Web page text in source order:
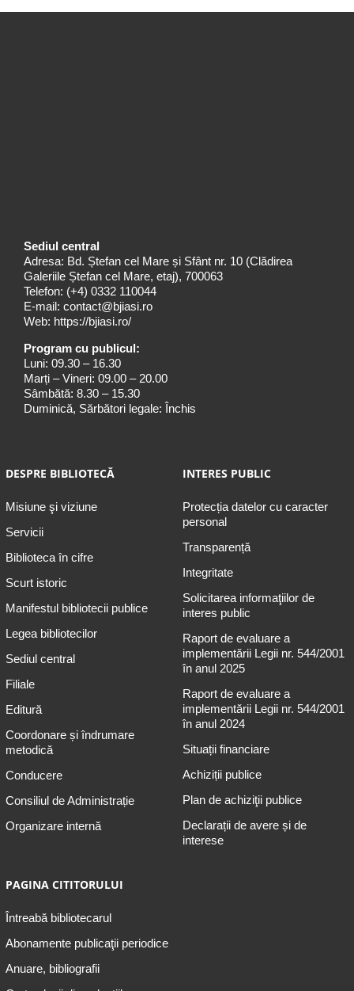
Sediul central
Adresa: Bd. Ștefan cel Mare și Sfânt nr. 10 (Clădirea
Galeriile Ștefan cel Mare, etaj), 700063
Telefon: (+4) 0332 110044
E-mail: contact@bjiasi.ro
Web: https://bjiasi.ro/
Program cu publicul:
Luni: 09.30 – 16.30
Marți – Vineri: 09.00 – 20.00
Sâmbătă: 8.30 – 15.30
Duminică, Sărbători legale: Închis
DESPRE BIBLIOTECĂ
Misiune şi viziune
Servicii
Biblioteca în cifre
Scurt istoric
Manifestul bibliotecii publice
Legea bibliotecilor
Sediul central
Filiale
Editură
Coordonare și îndrumare
metodică
Conducere
Consiliul de Administrație
Organizare internă
INTERES PUBLIC
Protecția datelor cu caracter
personal
Transparență
Integritate
Solicitarea informaţiilor de
interes public
Raport de evaluare a
implementării Legii nr. 544/2001
în anul 2025
Raport de evaluare a
implementării Legii nr. 544/2001
în anul 2024
Situații financiare
Achiziții publice
Plan de achiziţii publice
Declarații de avere și de
interese
PAGINA CITITORULUI
Întreabă bibliotecarul
Abonamente publicaţii periodice
Anuare, bibliografii